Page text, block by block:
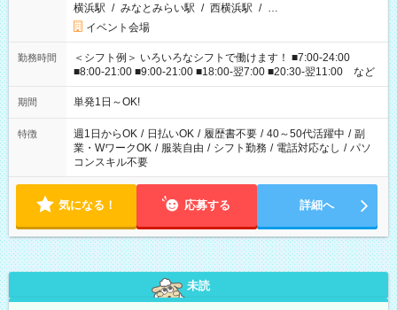
横浜駅 / みなとみらい駅 / 西横浜駅 / …
イベント会場
勤務時間
＜シフト例＞ いろいろなシフトで働けます！ ■7:00-24:00
■8:00-21:00 ■9:00-21:00 ■18:00-翌7:00 ■20:30-翌11:00 など
期間 単発1日～OK!
特徴 週1日からOK / 日払いOK / 履歴書不要 / 40～50代活躍中 / 副
業・WワークOK / 服装自由 / シフト勤務 / 電話対応なし / パソ
コンスキル不要
気になる！ 応募する 詳細へ
未読